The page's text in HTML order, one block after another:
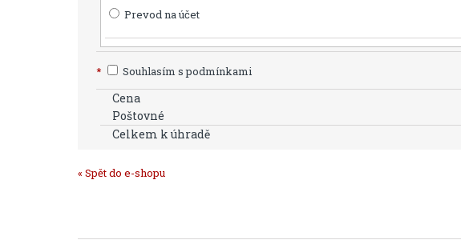
Prevod na účet
* Souhlasím s podmínkami
Cena
Poštovné
Celkem k úhradě
« Spět do e-shopu